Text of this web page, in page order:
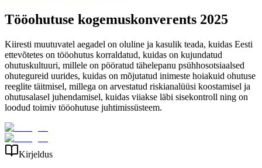
Tööohutuse kogemuskonverents 2025
Kiiresti muutuvatel aegadel on oluline ja kasulik teada, kuidas Eesti
ettevõtetes on tööohutus korraldatud, kuidas on kujundatud
ohutuskultuuri, millele on pööratud tähelepanu psühhosotsiaalsed
ohutegureid uurides, kuidas on mõjutatud inimeste hoiakuid ohutuse
reeglite täitmisel, millega on arvestatud riskianalüüsi koostamisel ja
ohutusalasel juhendamisel, kuidas viiakse läbi sisekontroll ning on
loodud toimiv tööohutuse juhtimissüsteem.
Kirjeldus